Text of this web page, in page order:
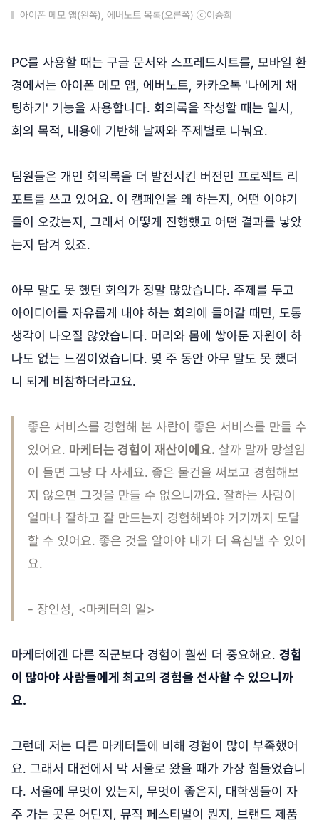
아이폰 메모 앱(왼쪽), 에버노트 목록(오른쪽) ⓒ이승희
PC를 사용할 때는 구글 문서와 스프레드시트를, 모바일 환
경에서는 아이폰 메모 앱, 에버노트, 카카오톡 '나에게 채
팅하기' 기능을 사용합니다. 회의록을 작성할 때는 일시,
회의 목적, 내용에 기반해 날짜와 주제별로 나눠요.
팀원들은 개인 회의록을 더 발전시킨 버전인 프로젝트 리
포트를 쓰고 있어요. 이 캠페인을 왜 하는지, 어떤 이야기
들이 오갔는지, 그래서 어떻게 진행했고 어떤 결과를 낳았
는지 담겨 있죠.
아무 말도 못 했던 회의가 정말 많았습니다. 주제를 두고
아이디어를 자유롭게 내야 하는 회의에 들어갈 때면, 도통
생각이 나오질 않았습니다. 머리와 몸에 쌓아둔 자원이 하
나도 없는 느낌이었습니다. 몇 주 동안 아무 말도 못 했더
니 되게 비참하더라고요.
좋은 서비스를 경험해 본 사람이 좋은 서비스를 만들 수
있어요. 마케터는 경험이 재산이에요. 살까 말까 망설임
이 들면 그냥 다 사세요. 좋은 물건을 써보고 경험해보
지 않으면 그것을 만들 수 없으니까요. 잘하는 사람이
얼마나 잘하고 잘 만드는지 경험해봐야 거기까지 도달
할 수 있어요. 좋은 것을 알아야 내가 더 욕심낼 수 있어
요.
- 장인성, <마케터의 일>
마케터에겐 다른 직군보다 경험이 훨씬 더 중요해요. 경험
이 많아야 사람들에게 최고의 경험을 선사할 수 있으니까
요.
그런데 저는 다른 마케터들에 비해 경험이 많이 부족했어
요. 그래서 대전에서 막 서울로 왔을 때가 가장 힘들었습니
다. 서울에 무엇이 있는지, 무엇이 좋은지, 대학생들이 자
주 가는 곳은 어딘지, 뮤직 페스티벌이 뭔지, 브랜드 제품